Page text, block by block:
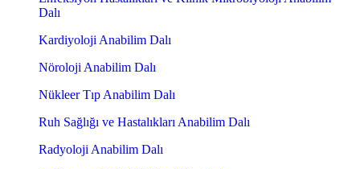
Dalı
Kardiyoloji Anabilim Dalı
Nöroloji Anabilim Dalı
Nükleer Tıp Anabilim Dalı
Ruh Sağlığı ve Hastalıkları Anabilim Dalı
Radyoloji Anabilim Dalı